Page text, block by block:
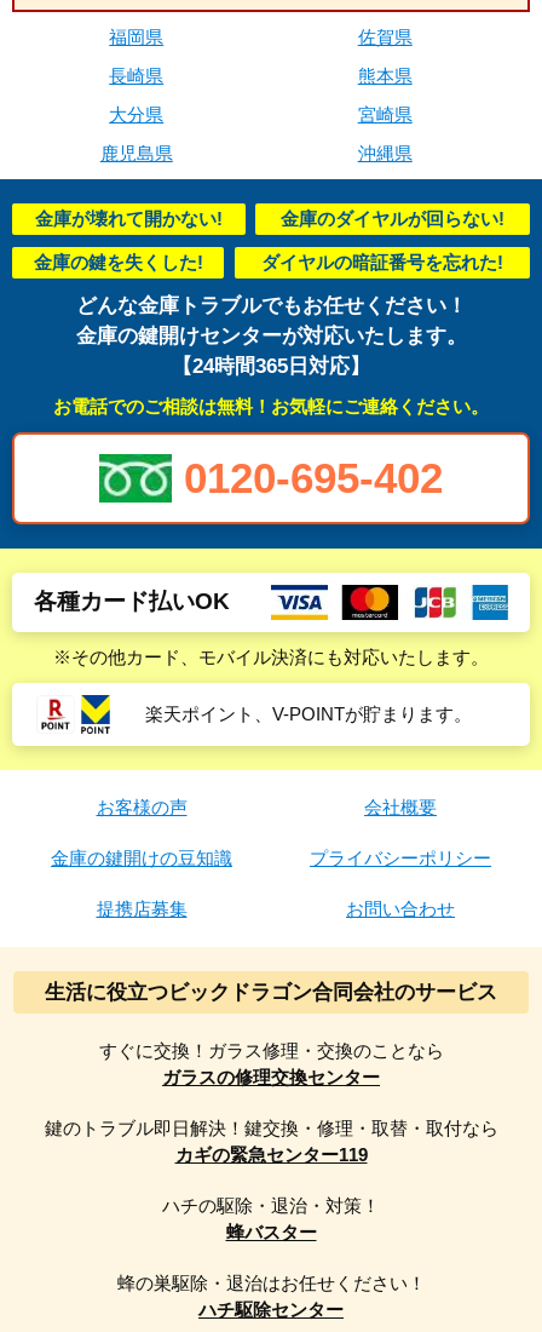
福岡県
佐賀県
長崎県
熊本県
大分県
宮崎県
鹿児島県
沖縄県
金庫が壊れて開かない! 金庫のダイヤルが回らない!
金庫の鍵を失くした! ダイヤルの暗証番号を忘れた!
どんな金庫トラブルでもお任せください！
金庫の鍵開けセンターが対応いたします。
【24時間365日対応】
お電話でのご相談は無料！お気軽にご連絡ください。
0120-695-402
各種カード払いOK
※その他カード、モバイル決済にも対応いたします。
楽天ポイント、V-POINTが貯まります。
お客様の声 会社概要
金庫の鍵開けの豆知識 プライバシーポリシー
提携店募集 お問い合わせ
生活に役立つビックドラゴン合同会社のサービス
すぐに交換！ガラス修理・交換のことなら
ガラスの修理交換センター
鍵のトラブル即日解決！鍵交換・修理・取替・取付なら
カギの緊急センター119
ハチの駆除・退治・対策！
蜂バスター
蜂の巣駆除・退治はお任せください！
ハチ駆除センター